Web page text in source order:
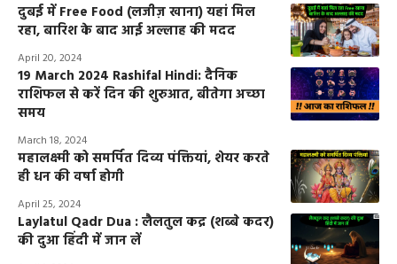
दुबई में Free Food (लजीज़ खाना) यहां मिल
रहा, बारिश के बाद आई अल्लाह की मदद
April 20, 2024
19 March 2024 Rashifal Hindi: दैनिक
राशिफल से करें दिन की शुरुआत, बीतेगा अच्छा
समय
March 18, 2024
महालक्ष्मी को समर्पित दिव्य पंक्तियां, शेयर करते
ही धन की वर्षा होगी
April 25, 2024
Laylatul Qadr Dua : लैलतुल कद्र (शब्बे कदर)
की दुआ हिंदी में जान लें